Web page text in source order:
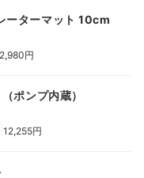
ーターマット 10cm
円
ポンプ内蔵）
12,255円